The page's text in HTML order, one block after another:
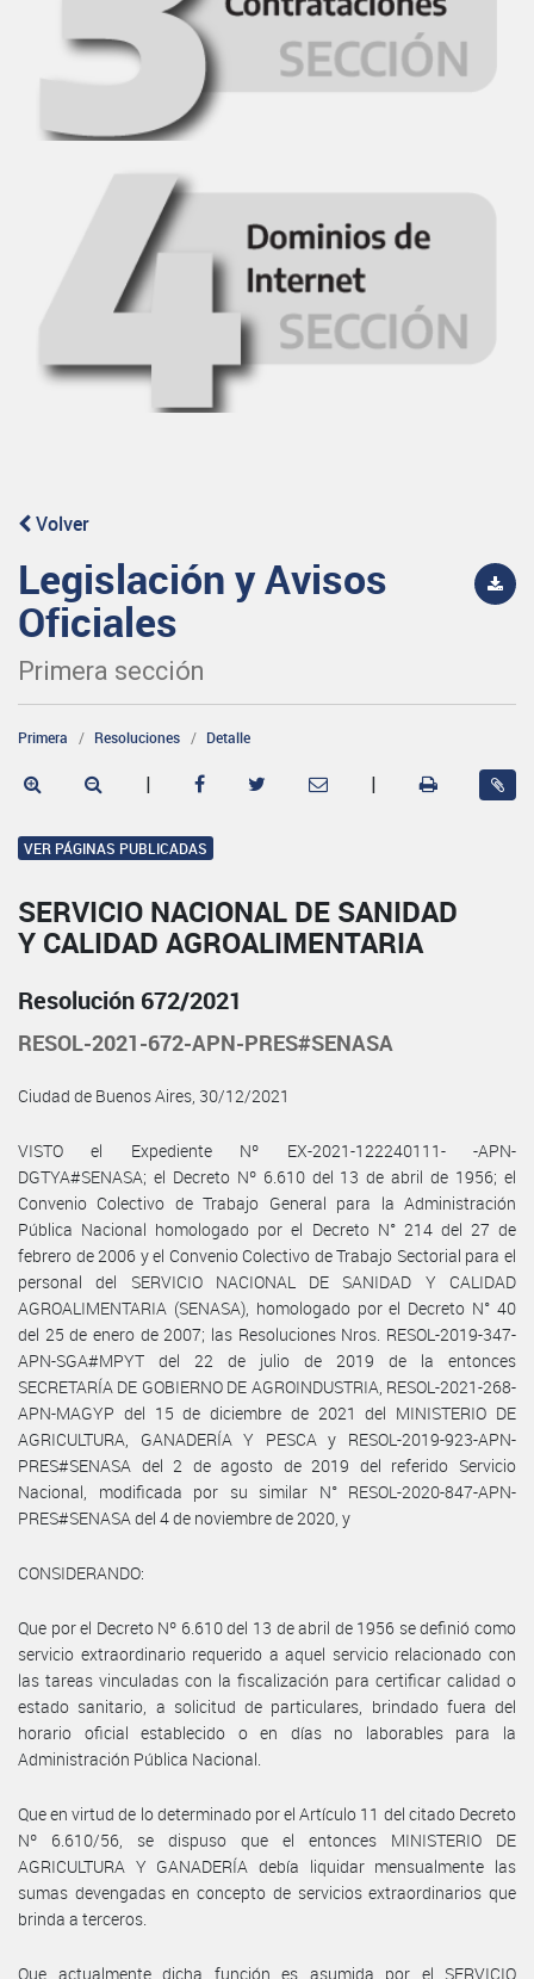
Volver
Legislación y Avisos
Oficiales
Primera sección
Primera Resoluciones Detalle
| |
VER PÁGINAS PUBLICADAS
SERVICIO NACIONAL DE SANIDAD
Y CALIDAD AGROALIMENTARIA
Resolución 672/2021
RESOL-2021-672-APN-PRES#SENASA
Ciudad de Buenos Aires, 30/12/2021
VISTO el Expediente Nº EX-2021-122240111- -APN-
DGTYA#SENASA; el Decreto Nº 6.610 del 13 de abril de 1956; el
Convenio Colectivo de Trabajo General para la Administración
Pública Nacional homologado por el Decreto N° 214 del 27 de
febrero de 2006 y el Convenio Colectivo de Trabajo Sectorial para el
personal del SERVICIO NACIONAL DE SANIDAD Y CALIDAD
AGROALIMENTARIA (SENASA), homologado por el Decreto N° 40
del 25 de enero de 2007; las Resoluciones Nros. RESOL-2019-347-
APN-SGA#MPYT del 22 de julio de 2019 de la entonces
SECRETARÍA DE GOBIERNO DE AGROINDUSTRIA, RESOL-2021-268-
APN-MAGYP del 15 de diciembre de 2021 del MINISTERIO DE
AGRICULTURA, GANADERÍA Y PESCA y RESOL-2019-923-APN-
PRES#SENASA del 2 de agosto de 2019 del referido Servicio
Nacional, modificada por su similar N° RESOL-2020-847-APN-
PRES#SENASA del 4 de noviembre de 2020, y
CONSIDERANDO:
Que por el Decreto Nº 6.610 del 13 de abril de 1956 se definió como
servicio extraordinario requerido a aquel servicio relacionado con
las tareas vinculadas con la fiscalización para certificar calidad o
estado sanitario, a solicitud de particulares, brindado fuera del
horario oficial establecido o en días no laborables para la
Administración Pública Nacional.
Que en virtud de lo determinado por el Artículo 11 del citado Decreto
Nº 6.610/56, se dispuso que el entonces MINISTERIO DE
AGRICULTURA Y GANADERÍA debía liquidar mensualmente las
sumas devengadas en concepto de servicios extraordinarios que
brinda a terceros.
Que actualmente dicha función es asumida por el SERVICIO